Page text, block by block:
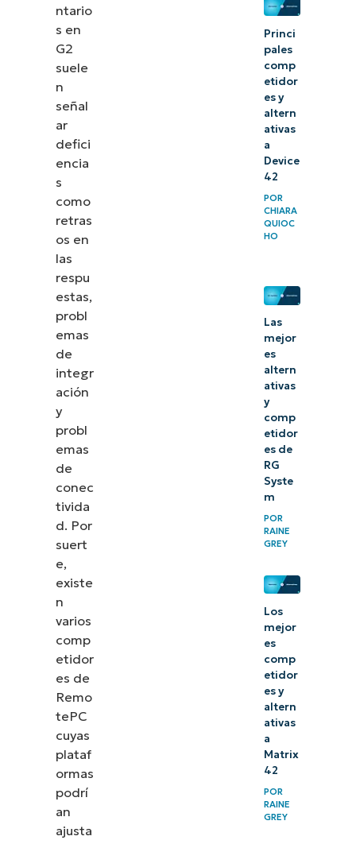
ntario
s en
G2
suele
n
señal
ar
defici
encia
s
como
retras
os en
las
respu
estas,
probl
emas
de
integr
ación
y
probl
emas
de
conec
tivida
d. Por
suert
e,
existe
n
varios
comp
etidor
es de
Remo
tePC
cuyas
plataf
ormas
podrí
an
ajusta
Princi
pales
comp
etidor
es y
altern
ativas
a
Device
42
POR
CHIARA
QUIOC
HO
Las
mejor
es
altern
ativas
y
comp
etidor
es de
RG
Syste
m
POR
RAINE
GREY
Los
mejor
es
comp
etidor
es y
altern
ativas
a
Matrix
42
POR
RAINE
GREY